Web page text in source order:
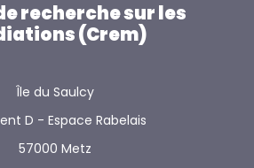
recherche sur les
(Crem)
Île du Saulcy
D - Espace Rabelais
57000 Metz